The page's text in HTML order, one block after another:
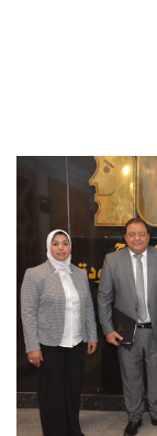
الأنظمة الذكية
الإعلام
تواصل معنا
الطلاب
هيئة التدريس